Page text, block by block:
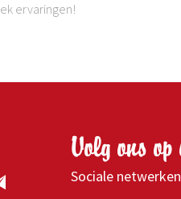
ervaringen!
Volg ons op
Sociale netwerken